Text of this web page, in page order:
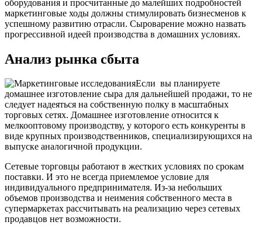
оборудования и просчитанные до малейших подробностей
маркетинговые ходы должны стимулировать бизнесменов к
успешному развитию отрасли. Сыроварение можно назвать
прогрессивной идеей производства в домашних условиях.
Анализ рынка сбыта
Если вы планируете
домашнее изготовление сыра для дальнейшей продажи, то не
следует надеяться на собственную полку в масштабных
торговых сетях. Домашнее изготовление относится к
мелкооптовому производству, у которого есть конкуренты в
виде крупных производственников, специализирующихся на
выпуске аналогичной продукции.
Сетевые торговцы работают в жестких условиях по срокам
поставки. И это не всегда приемлемое условие для
индивидуального предпринимателя. Из-за небольших
объемов производства и неимения собственного места в
супермаркетах рассчитывать на реализацию через сетевых
продавцов нет возможности.